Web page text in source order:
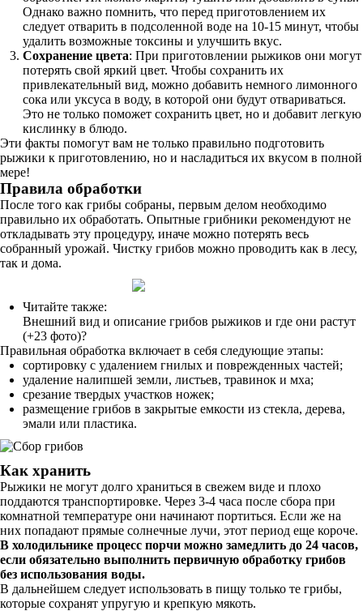
Однако важно помнить, что перед приготовлением их
следует отварить в подсоленной воде на 10-15 минут, чтобы
удалить возможные токсины и улучшить вкус.
Сохранение цвета: При приготовлении рыжиков они могут
потерять свой яркий цвет. Чтобы сохранить их
привлекательный вид, можно добавить немного лимонного
сока или уксуса в воду, в которой они будут отвариваться.
Это не только поможет сохранить цвет, но и добавит легкую
кислинку в блюдо.
Эти факты помогут вам не только правильно подготовить
рыжики к приготовлению, но и насладиться их вкусом в полной
мере!
Правила обработки
После того как грибы собраны, первым делом необходимо
правильно их обработать. Опытные грибники рекомендуют не
откладывать эту процедуру, иначе можно потерять весь
собранный урожай. Чистку грибов можно проводить как в лесу,
так и дома.
Читайте также:
Внешний вид и описание грибов рыжиков и где они растут
(+23 фото)?
Правильная обработка включает в себя следующие этапы:
сортировку с удалением гнилых и поврежденных частей;
удаление налипшей земли, листьев, травинок и мха;
срезание твердых участков ножек;
размещение грибов в закрытые емкости из стекла, дерева,
эмали или пластика.
Как хранить
Рыжики не могут долго храниться в свежем виде и плохо
поддаются транспортировке. Через 3-4 часа после сбора при
комнатной температуре они начинают портиться. Если же на
них попадают прямые солнечные лучи, этот период еще короче.
В холодильнике процесс порчи можно замедлить до 24 часов,
если обязательно выполнить первичную обработку грибов
без использования воды.
В дальнейшем следует использовать в пищу только те грибы,
которые сохранят упругую и крепкую мякоть.